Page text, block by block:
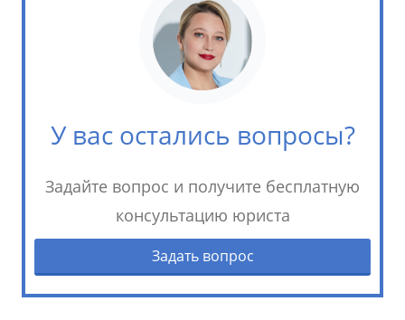
У вас остались вопросы?
Задайте вопрос и получите бесплатную
консультацию юриста
Задать вопрос